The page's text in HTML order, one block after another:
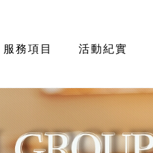
服務項目 活動紀實